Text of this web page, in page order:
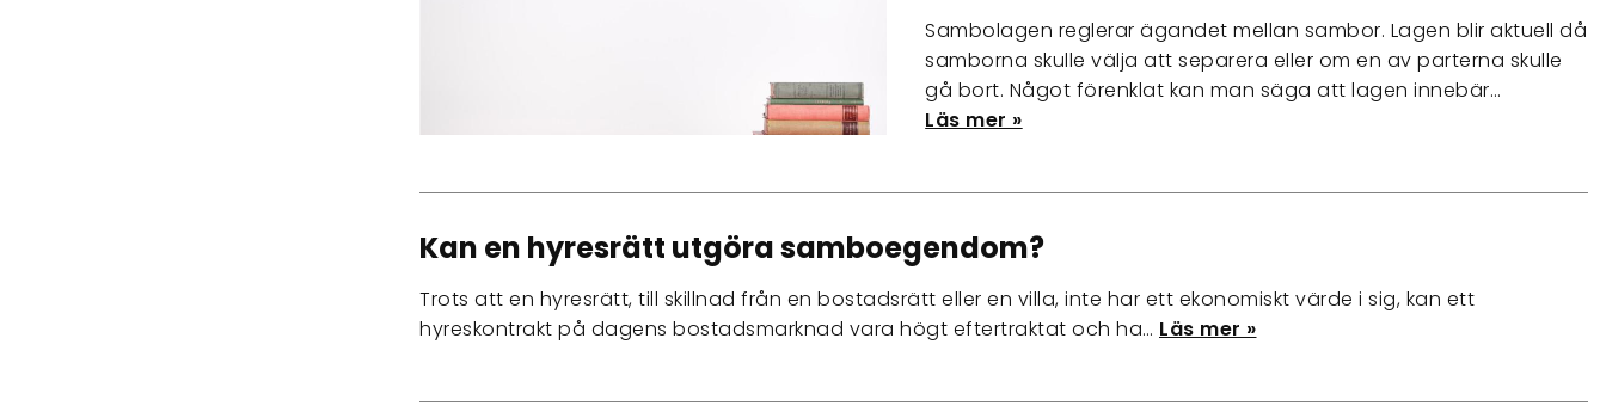
Sambolagen reglerar ägandet mellan sambor. Lagen blir aktuell då
samborna skulle välja att separera eller om en av parterna skulle
gå bort. Något förenklat kan man säga att lagen innebär…
Läs mer »
Kan en hyresrätt utgöra samboegendom?
Trots att en hyresrätt, till skillnad från en bostadsrätt eller en villa, inte har ett ekonomiskt värde i sig, kan ett
hyreskontrakt på dagens bostadsmarknad vara högt eftertraktat och ha… Läs mer »